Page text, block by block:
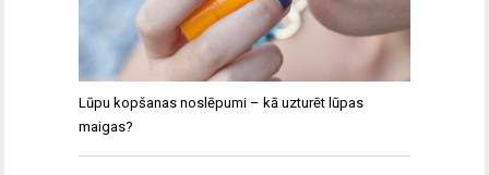
Lūpu kopšanas noslēpumi – kā uzturēt lūpas
maigas?